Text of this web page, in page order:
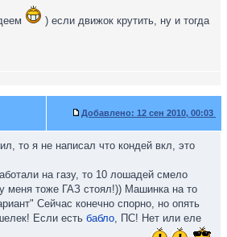
) если движок крутить, ну и тогда
Добавлено: 12 сен 2010, 00:03
то я не написал что кондей вкл, это
на газу, то 10 лошадей смело
меня тоже ГАЗ стоял!)) Машинка на то
Сейчас конечно спорно, но опять
Если есть бабло, ПС! Нет или еле